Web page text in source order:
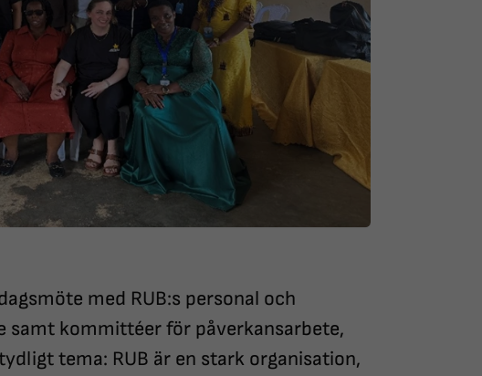
med RUB:s personal och
samt kommittéer för påverkansarbete,
tema: RUB är en stark organisation,